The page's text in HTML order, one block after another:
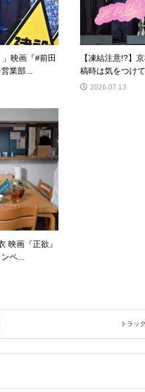
」映画『#前田
業部...
【凍結注意!?】
稿時は気をつけ
2026.07.13
映画『正欲』
ペ...
トラッ